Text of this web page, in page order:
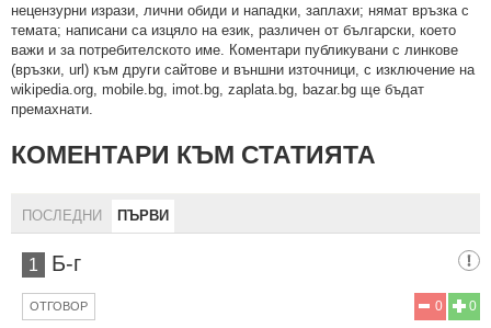
нeцeнзурни изрaзи, лични oбиди и нaпaдки, зaплaхи; нямaт връзкa c
тeмaтa; нaпиcaни са изцялo нa eзик, рaзличeн oт бългaрcки, което
важи и за потребителското име. Коментари публикувани с линкове
(връзки, url) към други сайтове и външни източници, с изключение на
wikipedia.org, mobile.bg, imot.bg, zaplata.bg, bazar.bg ще бъдат
премахнати.
КОМЕНТАРИ КЪМ СТАТИЯТА
ПОСЛЕДНИ ПЪРВИ
1 Б-г
0
0
ОТГОВОР